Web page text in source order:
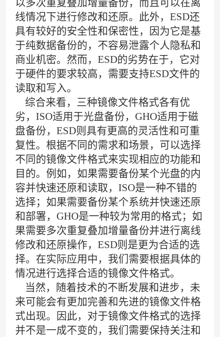
线情况下进行修改和还原。此外，ESD还
具有较好的安全性和保密性，因为它是基
于纯数据备份的，不容易泄露个人隐私和
商业机密。然而，ESD的劣势在于，它对
于硬件的要求较高，需要支持ESD文件的
读取和写入。
综合来看，三种镜像文件格式各有优
劣，ISO适用于光盘备份，GHO适用于磁
盘备份，ESD则具有更高的灵活性和可重
复性。根据不同的需求和场景，可以选择
不同的镜像文件格式来实现相应的功能和
目的。例如，如果需要备份某个光盘的内
容并快速还原和读取，ISO是一种不错的
选择；如果需要备份某个系统并快速还原
和部署，GHO是一种较为常用的格式；如
果需要多次重复叠加增量备份并进行离线
修改和还原操作，ESD则是更为合适的选
择。在实际应用中，我们需要根据具体的
情况进行选择合适的镜像文件格式。
当然，随着技术的不断发展和进步，未
来可能会有更加完善和先进的镜像文件格
式出现。因此，对于镜像文件格式的选择
并不是一成不变的，我们需要保持关注和